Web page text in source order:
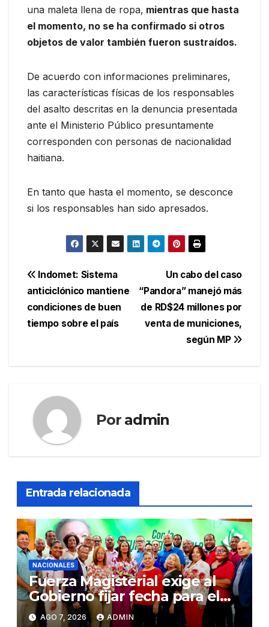
una maleta llena de ropa, mientras que hasta
el momento, no se ha confirmado si otros
objetos de valor también fueron sustraídos.
De acuerdo con informaciones preliminares,
las características físicas de los responsables
del asalto descritas en la denuncia presentada
ante el Ministerio Público presuntamente
corresponden con personas de nacionalidad
haitiana.
En tanto que hasta el momento, se desconce
si los responsables han sido apresados.
Navegación
de
entradas
Un cabo del caso
“Pandora” manejó más
de RD$24 millones por
venta de municiones,
según MP
Indomet: Sistema
anticiclónico mantiene
condiciones de buen
tiempo sobre el país
Por admin
Entrada relacionada
NACIONALES
Fuerza Magisterial exige al
Gobierno fijar fecha para el
pago de la Evaluación del
AGO 7, 2026 ADMIN